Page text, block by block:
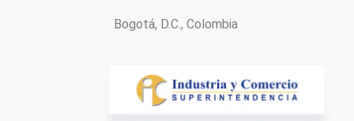
Bogotá, D.C., Colombia